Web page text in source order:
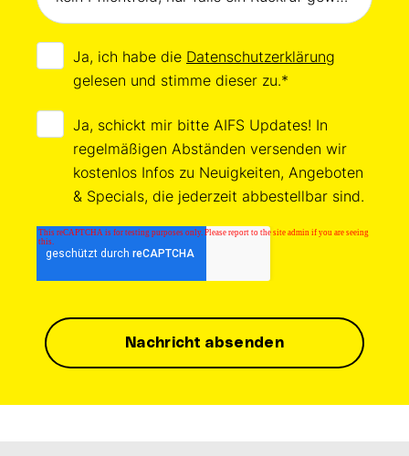
Ja, ich habe die Datenschutzerklärung
gelesen und stimme dieser zu.*
Ja, schickt mir bitte AIFS Updates! In
regelmäßigen Abständen versenden wir
kostenlos Infos zu Neuigkeiten, Angeboten
& Specials, die jederzeit abbestellbar sind.